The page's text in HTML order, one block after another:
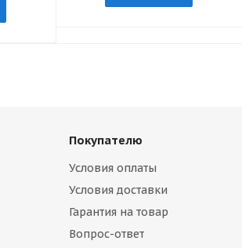
Покупателю
Условия оплаты
Условия доставки
Гарантия на товар
Вопрос-ответ